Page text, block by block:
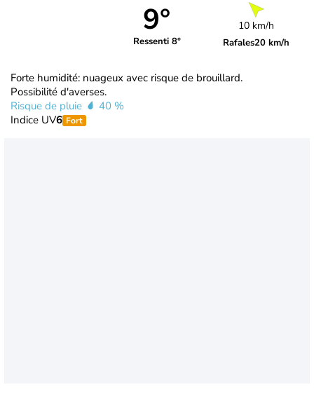
9°
Ressenti 8°
10 km/h
Rafales20 km/h
Forte humidité: nuageux avec risque de brouillard.
Possibilité d'averses.
Risque de pluie
40 %
Indice UV6 Fort